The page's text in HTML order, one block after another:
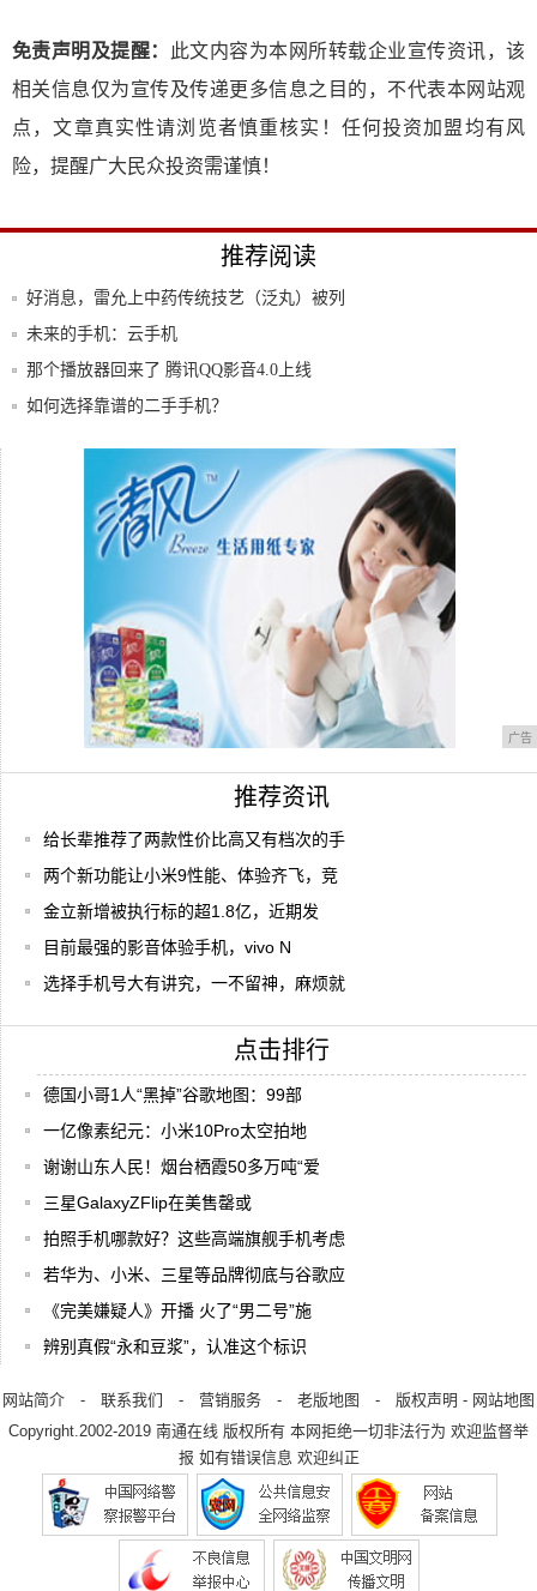
免责声明及提醒：
此文内容为本网所转载企业宣传资讯，该
相关信息仅为宣传及传递更多信息之目的，不代表本网站观
点，文章真实性请浏览者慎重核实！任何投资加盟均有风
险，提醒广大民众投资需谨慎！
推荐阅读
好消息，雷允上中药传统技艺（泛丸）被列
入第七
未来的手机：云手机
那个播放器回来了 腾讯QQ影音4.0上线
如何选择靠谱的二手手机？
对话红手指：云游戏是风口，支持百度等大
广告
推荐资讯
给长辈推荐了两款性价比高又有档次的手
两个新功能让小米9性能、体验齐飞，竞
金立新增被执行标的超1.8亿，近期发
目前最强的影音体验手机，vivo N
选择手机号大有讲究，一不留神，麻烦就
点击排行
德国小哥1人“黑掉”谷歌地图：99部
一亿像素纪元：小米10Pro太空拍地
谢谢山东人民！烟台栖霞50多万吨“爱
三星GalaxyZFlip在美售罄或
拍照手机哪款好？这些高端旗舰手机考虑
若华为、小米、三星等品牌彻底与谷歌应
《完美嫌疑人》开播 火了“男二号”施
辨别真假“永和豆浆”，认准这个标识
网站简介 - 联系我们 - 营销服务 - 老版地图 - 版权声明 - 网站地图
Copyright.2002-2019 南通在线 版权所有 本网拒绝一切非法行为 欢迎监督举
报 如有错误信息 欢迎纠正